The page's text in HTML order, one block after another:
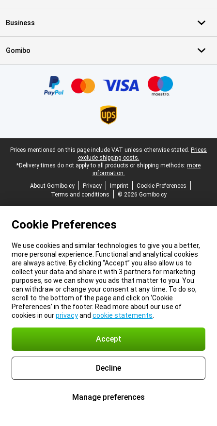
Business
Gomibo
Legal footer
Prices mentioned on this page include VAT unless otherwise stated. Prices
exclude shipping costs.
*Delivery times do not apply to all products or shipping methods: more
information.
About Gomibo.cy
Privacy Imprint
Cookie Preferences
Terms and conditions
© 2026 Gomibo.cy
Cookie Preferences
We use cookies and similar technologies to give you a better,
more personal experience. Functional and analytical cookies
are always active. By clicking “Accept” you also allow us to
collect your data and share it with 3 partners for marketing
purposes, so we can show you ads that matter to you. You
can withdraw or change your consent at any time. To do so,
scroll to the bottom of the page and click on ‘Cookie
Preferences’ in the footer. Read more about our use of
cookies in ourprivacyand cookie statements
Accept
Decline
Manage preferences